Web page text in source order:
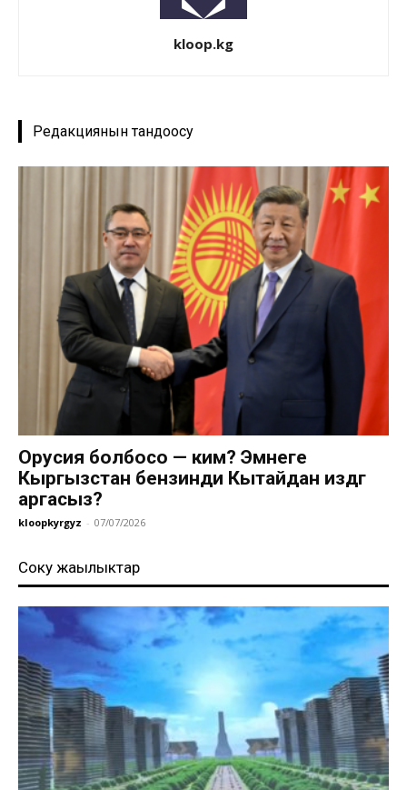
kloop.kg
Редакциянын тандоосу
Орусия болбосо — ким? Эмнеге
Кыргызстан бензинди Кытайдан издөөгө
аргасыз?
kloopkyrgyz - 07/07/2026
Соңку жаңылыктар